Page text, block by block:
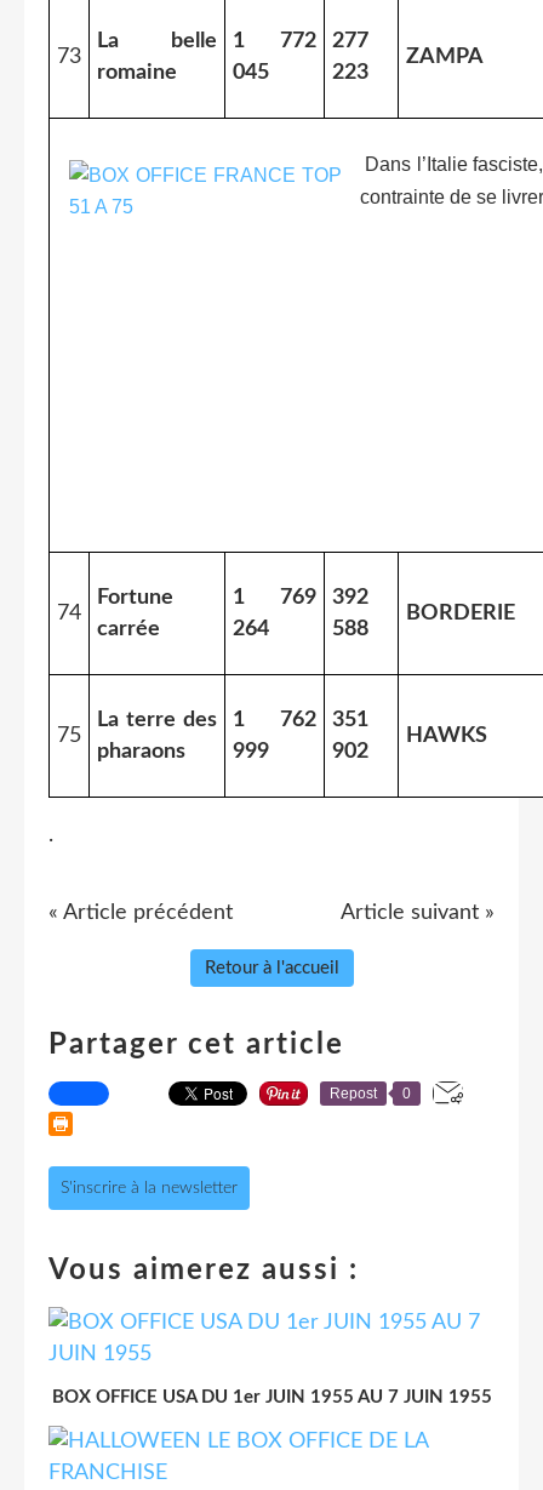
73
La belle
romaine
1 772
045
277
223
ZAMPA
Dans l’Italie
contrainte de se
74
Fortune
carrée
1 769
264
392
588
BORDERIE
75
La terre des
pharaons
1 762
999
351
902
HAWKS
.
« Article précédent Article suivant »
Retour à l'accueil
Partager cet article
Repost 0
S'inscrire à la newsletter
Vous aimerez aussi :
BOX OFFICE USA DU 1er JUIN 1955 AU 7 JUIN 1955